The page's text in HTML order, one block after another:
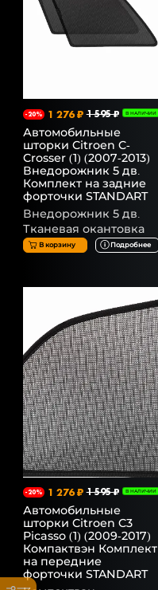
-20% 1 276 ₽ 1 595 ₽ В НАЛИЧИИ
Автомобильные
шторки Citroen C-
Crosser (1) (2007-2013)
Внедорожник 5 дв.
Комплект на задние
форточки STANDART
Внедорожник 5 дв.
Тканевая окантовка
В корзину Подробнее
-20% 1 276 ₽ 1 595 ₽ В НАЛИЧИИ
Автомобильные
шторки Citroen C3
Picasso (1) (2009-2017)
Компактвэн Комплект
на передние
форточки STANDART